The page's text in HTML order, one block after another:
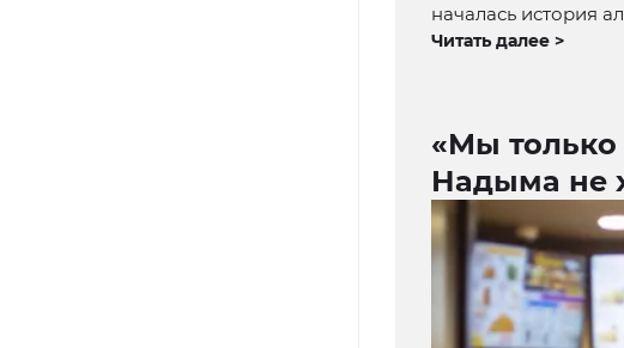
началась история
Читать далее >
«Мы
Надыма не